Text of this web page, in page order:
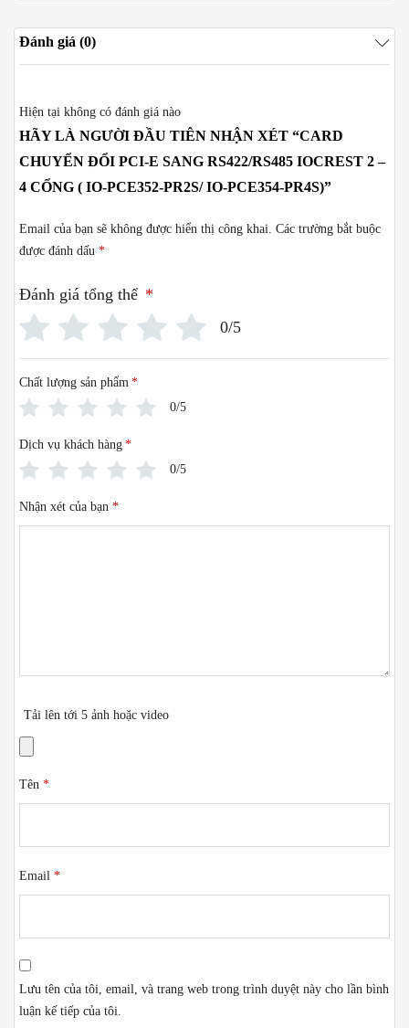
Đánh giá (0)
Hiện tại không có đánh giá nào
HÃY LÀ NGƯỜI ĐẦU TIÊN NHẬN XÉT “CARD
CHUYỂN ĐỔI PCI-E SANG RS422/RS485 IOCREST 2 –
4 CỔNG ( IO-PCE352-PR2S/ IO-PCE354-PR4S)”
Email của bạn sẽ không được hiển thị công khai. Các trường bắt buộc
được đánh dấu *
Đánh giá tổng thể *
0/5
Chất lượng sản phẩm *
0/5
Dịch vụ khách hàng *
0/5
Nhận xét của bạn *
Tải lên tới 5 ảnh hoặc video
Tên *
Email *
Lưu tên của tôi, email, và trang web trong trình duyệt này cho lần bình
luận kế tiếp của tôi.